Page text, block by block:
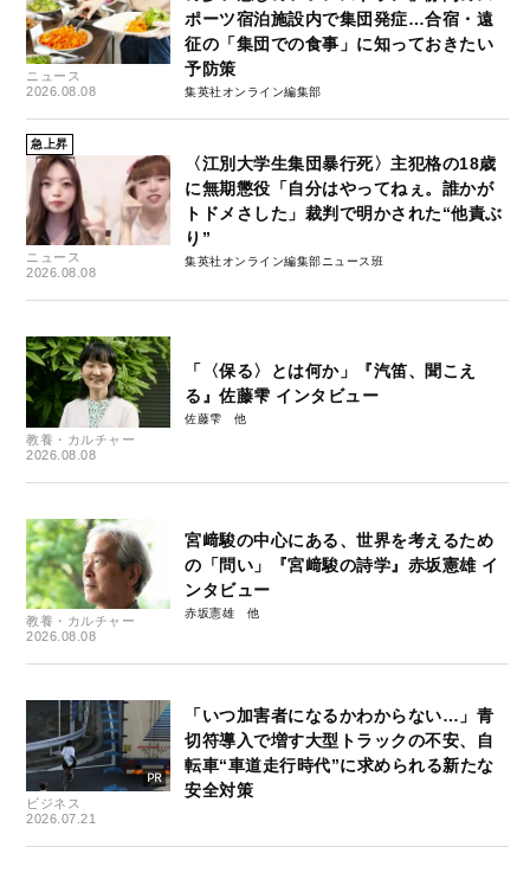
ニュース
2026.08.08
ポーツ宿泊施設内で集団発症…合宿・遠
征の「集団での食事」に知っておきたい
予防策
集英社オンライン編集部
急上昇
ニュース
2026.08.08
〈江別大学生集団暴行死〉主犯格の18歳
に無期懲役「自分はやってねぇ。誰かが
トドメさした」裁判で明かされた“他責ぶ
り”
集英社オンライン編集部ニュース班
教養・カルチャー
2026.08.08
「〈保る〉とは何か」『汽笛、聞こえ
る』佐藤雫 インタビュー
佐藤雫
教養・カルチャー
2026.08.08
宮﨑駿の中心にある、世界を考えるため
の「問い」『宮﨑駿の詩学』赤坂憲雄 イ
ンタビュー
赤坂憲雄
ビジネス
2026.07.21
「いつ加害者になるかわからない…」青
切符導入で増す大型トラックの不安、自
転車“車道走行時代”に求められる新たな
安全対策